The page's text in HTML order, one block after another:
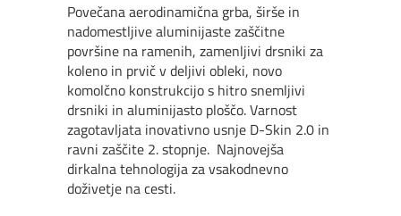
Povečana aerodinamična grba, širše in
nadomestljive aluminijaste zaščitne
površine na ramenih, zamenljivi drsniki za
koleno in prvič v deljivi obleki, novo
komolčno konstrukcijo s hitro snemljivi
drsniki in aluminijasto ploščo. Varnost
zagotavljata inovativno usnje D-Skin 2.0 in
ravni zaščite 2. stopnje. Najnovejša
dirkalna tehnologija za vsakodnevno
doživetje na cesti.